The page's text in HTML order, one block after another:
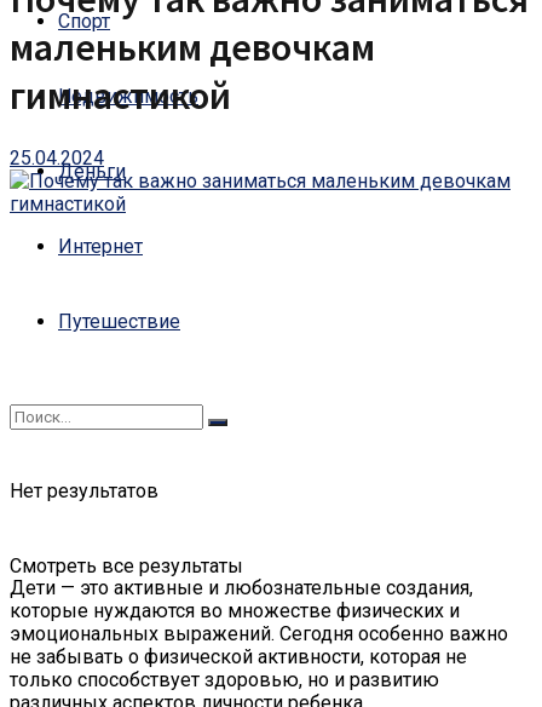
Спорт
Недвижимость
Деньги
Интернет
Путешествие
Нет результатов
Смотреть все результаты
маленьким девочкам
гимнастикой
25.04.2024
Дети — это активные и любознательные создания,
которые нуждаются во множестве физических и
эмоциональных выражений. Сегодня особенно важно
не забывать о физической активности, которая не
только способствует здоровью, но и развитию
различных аспектов личности ребенка.